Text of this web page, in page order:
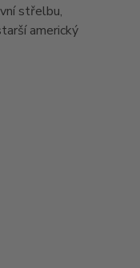
střelbu,
americký